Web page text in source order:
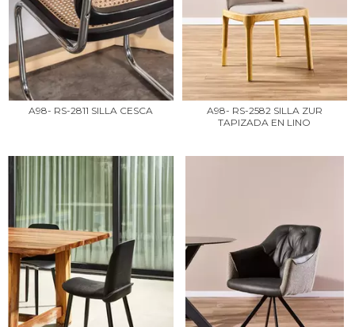
A98- RS-2811 SILLA CESCA
A98- RS-2582 SILLA ZUR
TAPIZADA EN LINO